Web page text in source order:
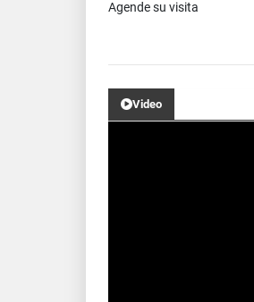
Agende su visita
Video